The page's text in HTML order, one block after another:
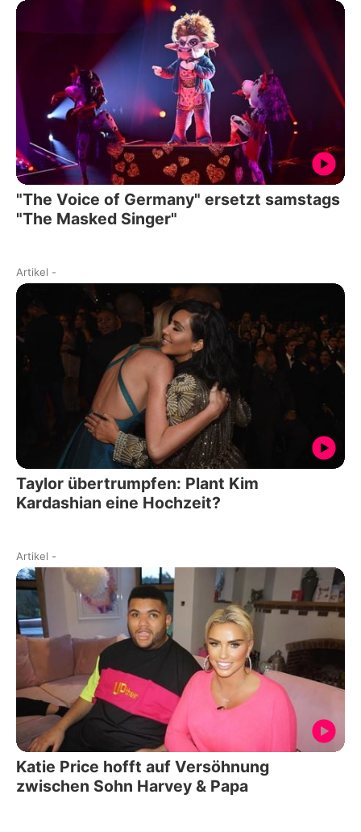
"The Voice of Germany" ersetzt samstags
"The Masked Singer"
Artikel -
Taylor übertrumpfen: Plant Kim
Kardashian eine Hochzeit?
Artikel -
Katie Price hofft auf Versöhnung
zwischen Sohn Harvey & Papa